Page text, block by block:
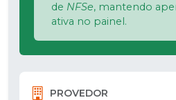
de NFSe, mantendo
ativa no painel.
PROVEDOR